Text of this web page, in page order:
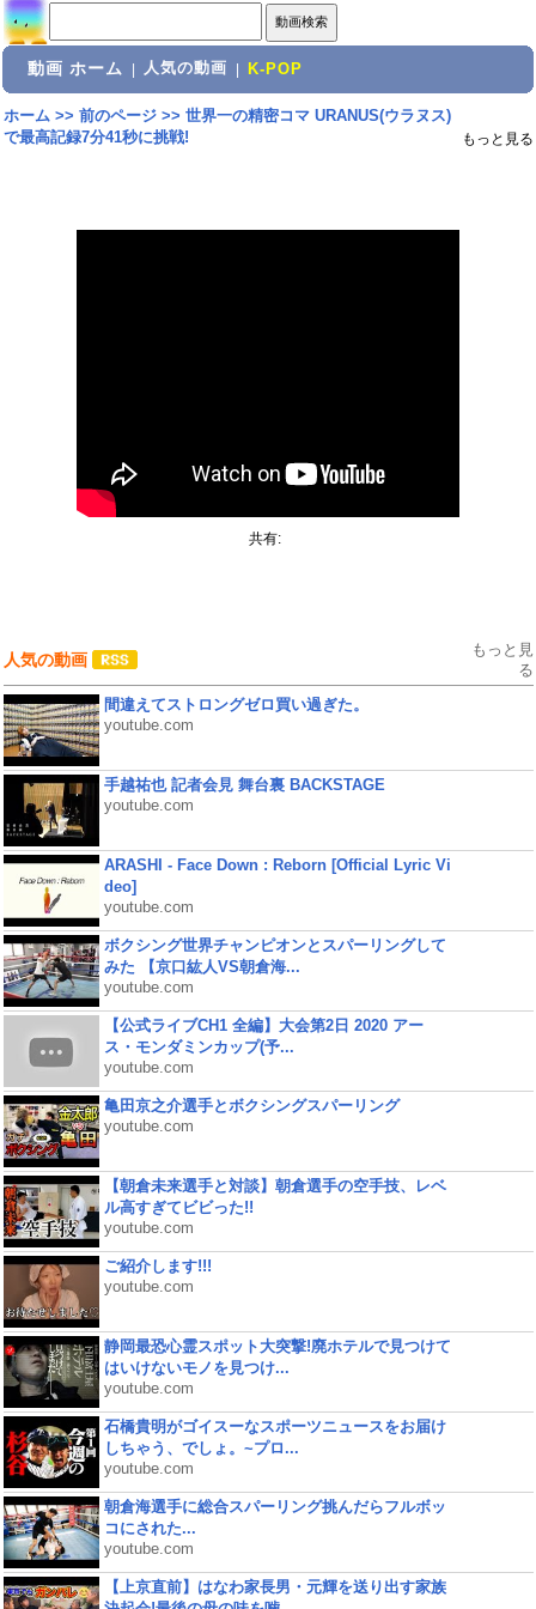
動画 ホーム 人気の動画 K-POP
ホーム>> 前のページ>> 世界一の精密コマ URANUS(ウラヌス)
で最高記録7分41秒に挑戦!
もっと見る
共有:
人気の動画
もっと見
る
間違えてストロングゼロ買い過ぎた。
youtube.com
手越祐也 記者会見 舞台裏 BACKSTAGE
youtube.com
ARASHI - Face Down : Reborn [Official Lyric Vi
deo]
youtube.com
ボクシング世界チャンピオンとスパーリングして
みた 【京口紘人VS朝倉海...
youtube.com
【公式ライブCH1 全編】大会第2日 2020 アー
ス・モンダミンカップ(予...
youtube.com
亀田京之介選手とボクシングスパーリング
youtube.com
【朝倉未来選手と対談】朝倉選手の空手技、レベ
ル高すぎてビビった!!
youtube.com
ご紹介します!!!
youtube.com
静岡最恐心霊スポット大突撃!廃ホテルで見つけて
はいけないモノを見つけ...
youtube.com
石橋貴明がゴイスーなスポーツニュースをお届け
しちゃう、でしょ。~プロ...
youtube.com
朝倉海選手に総合スパーリング挑んだらフルボッ
コにされた...
youtube.com
【上京直前】はなわ家長男・元輝を送り出す家族